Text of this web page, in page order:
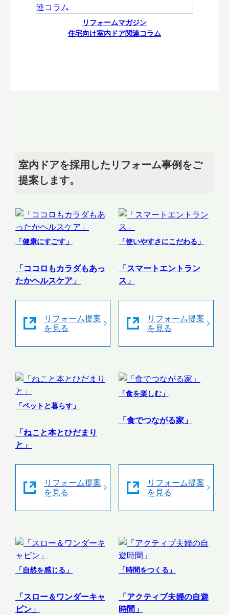
リフォームマガジン
住宅向け室内ドア関連コラム
室内ドアを採用したリフォーム事例をご
提案します。
「健康にすごす」
「ココロもカラダもあっ
たかヘルスケア」
リフォーム提案
を見る
「使いやすさにこだわる」
「スマートエントラン
ス」
リフォーム提案
を見る
「ペットと暮らす」
「ねこと本とひだまり
と」
リフォーム提案
を見る
「食を楽しむ」
「食でつながる家」
リフォーム提案
を見る
「自然を感じる」
「スロー＆ワンダーキャ
ビン」
「時間をつくる」
「アクティブ夫婦の自遊
時間」